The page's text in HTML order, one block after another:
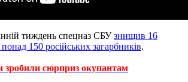
тиждень спецназ СБУзнищив 16
150 російських загарбників.
зробили сюрприз окупантам